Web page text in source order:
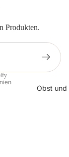
Obst und
Produkten.